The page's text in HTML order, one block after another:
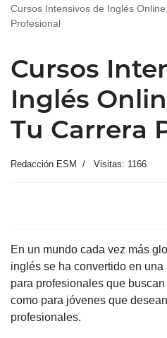
Cursos Intensivos de Inglés
Profesional
Cursos
Inglés
Tu Carrera
Redacción ESM Visitas: 1166
En un mundo cada vez más
inglés se ha convertido en
para profesionales que
como para jóvenes que
profesionales.